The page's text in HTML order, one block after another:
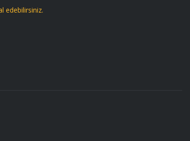
edebilirsiniz.